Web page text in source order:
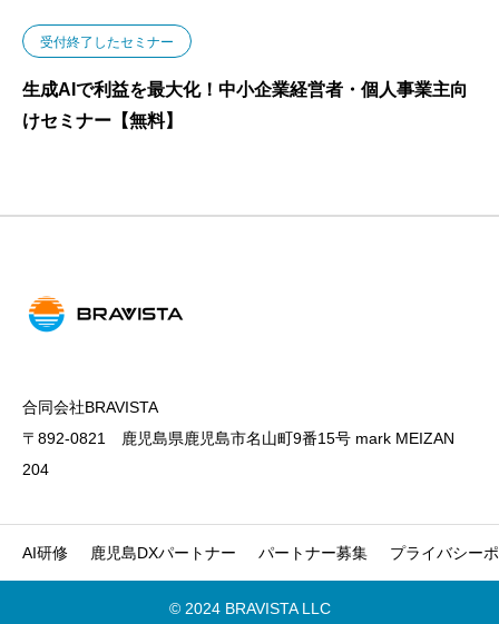
受付終了したセミナー
生成AIで利益を最大化！中小企業経営者・個人事業主向
けセミナー【無料】
合同会社BRAVISTA
〒892-0821 鹿児島県鹿児島市名山町9番15号 mark MEIZAN
204
AI研修 鹿児島DXパートナー パートナー募集 プライバシー
© 2024 BRAVISTA LLC